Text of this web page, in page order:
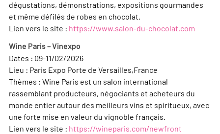
dégustations, démonstrations, expositions gourmandes
et même défilés de robes en chocolat.
Lien vers le site : https://www.salon-du-chocolat.com
Wine Paris – Vinexpo
Dates : 09-11/02/2026
Lieu : Paris Expo Porte de Versailles,France
Thèmes : Wine Paris est un salon international
rassemblant producteurs, négociants et acheteurs du
monde entier autour des meilleurs vins et spiritueux, avec
une forte mise en valeur du vignoble français.
Lien vers le site : https://wineparis.com/newfront